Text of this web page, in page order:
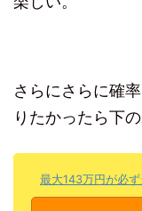
さらにさらに確
りたかったら下
最大143万円が必